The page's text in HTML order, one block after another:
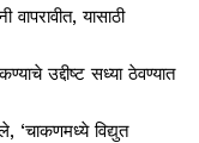
यासाठी
उद्दीष्ट सध्या ठेवण्यात
‘चाकणमध्ये विद्युत